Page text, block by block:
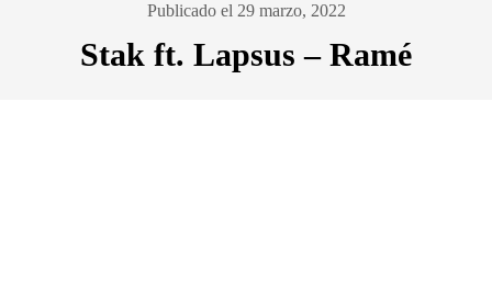
Publicado el 29 marzo, 2022
Stak ft. Lapsus – Ramé